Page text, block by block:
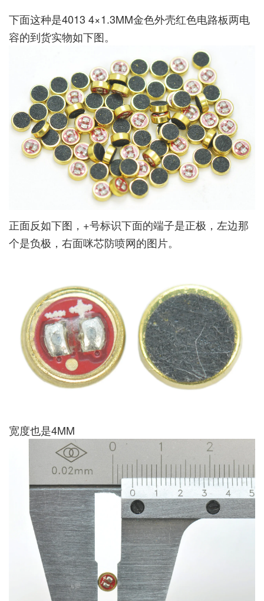
下面这种是4013 4×1.3MM金色外壳红色电路板两电
容的到货实物如下图。
正面反如下图，+号标识下面的端子是正极，左边那
个是负极，右面咪芯防喷网的图片。
宽度也是4MM